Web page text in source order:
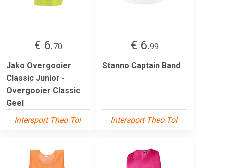
€ 6.70
Jako Overgooier
Classic Junior -
Overgooier Classic
Geel
Intersport Theo Tol
€ 6.99
Stanno Captain Band
Intersport Theo Tol